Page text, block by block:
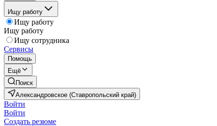
Ищу работу
Ищу работу
Ищу работу
Ищу сотрудника
Сервисы
Помощь
Ещё
Поиск
Александровское (Ставропольский край)
Войти
Войти
Создать резюме